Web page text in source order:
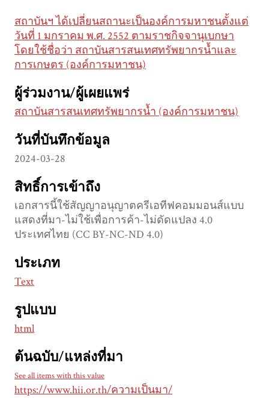
สถาบันฯ ได้เปลี่ยนสถานะเป็นองค์การมหาชนตั้งแต่
วันที่ 1 มกราคม พ.ศ. 2552 ตามราชกิจจานุเบกษา
โดยใช้ชื่อว่า สถาบันสารสนเทศทรัพยากรน้ำและ
การเกษตร (องค์การมหาชน)
ผู้ร่วมงาน/ผู้เผยแพร่
สถาบันสารสนเทศทรัพยากรน้ำ (องค์การมหาชน)
วันที่บันทึกข้อมูล
2024-03-28
สิทธิ์การเข้าถึง
เอกสารนี้ใช้สัญญาอนุญาตครีเอทีฟคอมมอนส์แบบ
แสดงที่มา-ไม่ใช้เพื่อการค้า-ไม่ดัดแปลง 4.0
ประเทศไทย (CC BY-NC-ND 4.0)
ประเภท
Text
รูปแบบ
html
ต้นฉบับ/แหล่งที่มา
See all items with this value
https://www.hii.or.th/ความเป็นมา/